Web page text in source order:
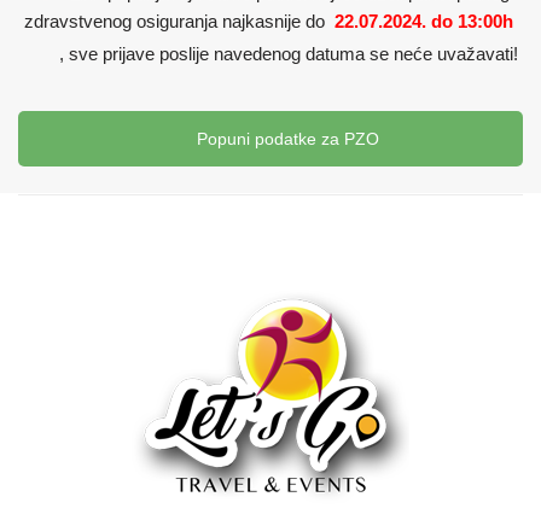
zdravstvenog osiguranja najkasnije do 22.07.2024. do 13:00h
, sve prijave poslije navedenog datuma se neće uvažavati!
Popuni podatke za PZO